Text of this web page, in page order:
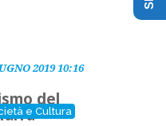
2019 10:16
e Cultura
del